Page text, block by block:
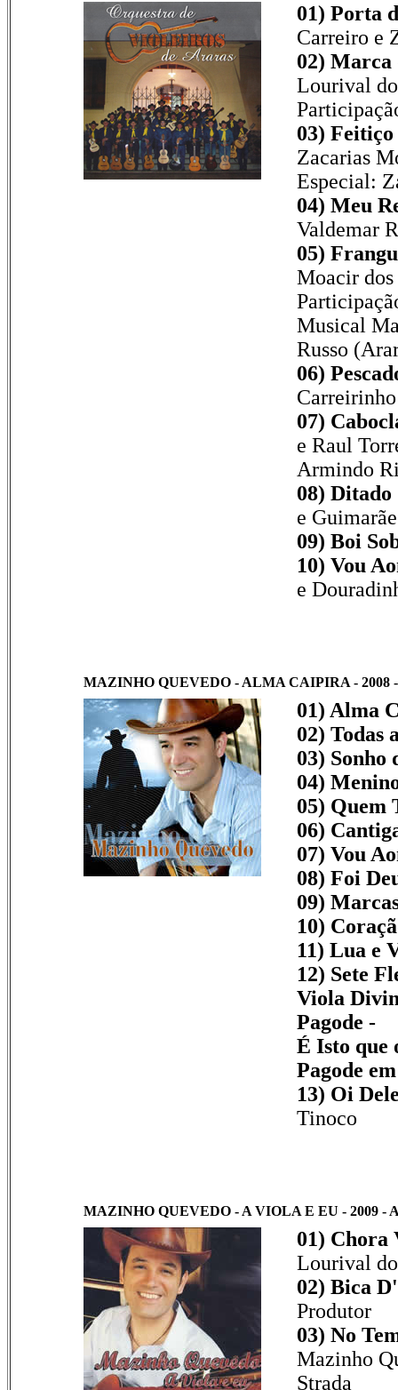
01) Porta
Carreiro e
02)
Lourival
03)
Zacarias
Especial:
04) Meu
Valdemar
05)
Moacir dos
Musical
Russo
06)
07)
e Raul
Armindo
08)
e
09) Boi
10) Vou
e
MAZINHO QUEVEDO - ALMA CAIPIRA - 2008
01) Alma
02) Todas
03) Sonho
04)
05) Quem
06)
07) Vou
08) Foi
09)
10)
11) Lua e
12) Sete
Viola
Pagode -
É Isto que
Pagode
13) Oi
Tinoco
MAZINHO QUEVEDO - A VIOLA E EU - 2009 -
01) Chora
Lourival
02) Bica
Produtor
03) No
Mazinho
Strada